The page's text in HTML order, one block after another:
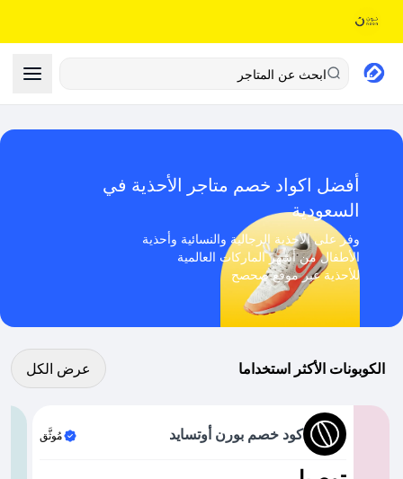
ابحث عن المتاجر
أفضل اكواد خصم متاجر الأحذية في
السعودية
وفر على الأحذية الرجالية والنسائية وأحذية
الأطفال من أشهر الماركات العالمية
للأحذية عبر موقع صحصح
الكوبونات الأكثر استخداما
عرض كل الكوبونات
عرض الكل
كود خصم بورن أوتسايد مُوثَّق